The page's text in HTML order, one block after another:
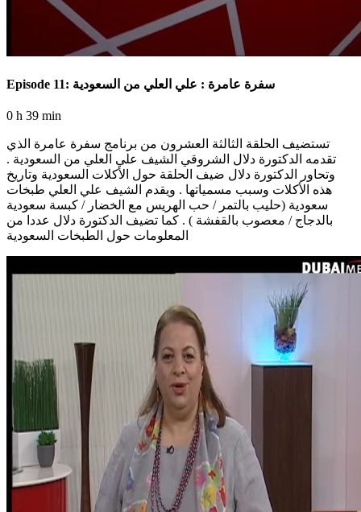
Episode 11: سفرة عامرة : علي العلي من السعودية
0 h 39 min
تستضيف الحلقة الثالثة العشرون من برنامج سفرة عامرة الذي
تقدمه الدكتورة دلال الشروقي الشيف علي العلي من السعودية .
وتحاور الدكتورة دلال ضيف الحلقة حول الأكلات السعودية وتاريخ
هذه الأكلات وسبب مسمياتها . ويقدم الشيف علي العلي طبخات
سعودية (حليب بالتمر / حب الهريس مع الخضار / كبسة سعودية
بالدجاج / معصوب بالقفشة ) . كما تضيف الدكتورة دلال عددا من
المعلومات حول الطبخات السعودية